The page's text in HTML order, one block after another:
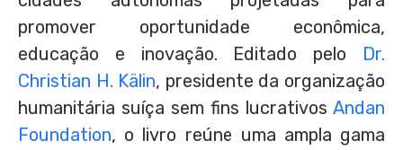
promover oportunidade econômica,
educação e inovação. Editado pelo Dr.
Christian H. Kälin, presidente da organização
humanitária suíça sem fins lucrativos Andan
Foundation, o livro reúne uma ampla gama